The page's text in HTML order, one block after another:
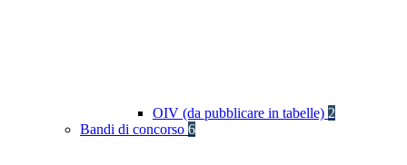
OIV (da pubblicare in tabelle) 2
Bandi di concorso 6